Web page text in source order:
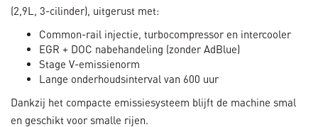
(2,9L, 3-cilinder), uitgerust met:
Common-rail injectie, turbocompressor en intercooler
EGR + DOC nabehandeling (zonder AdBlue)
Stage V-emissienorm
Lange onderhoudsinterval van 600 uur
Dankzij het compacte emissiesysteem blijft de machine smal
en geschikt voor smalle rijen.